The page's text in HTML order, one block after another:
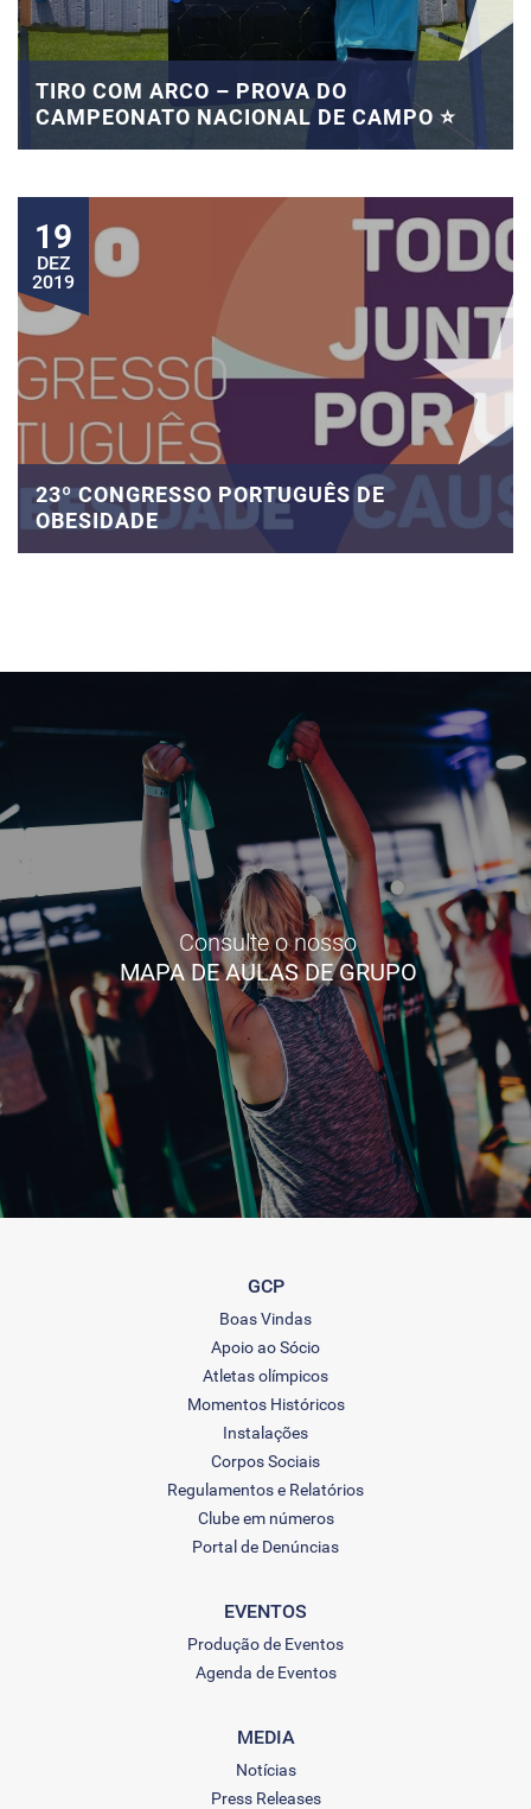
TIRO COM ARCO – PROVA DO
CAMPEONATO NACIONAL DE CAMPO ⭐
19
DEZ
2019
23º CONGRESSO PORTUGUÊS DE
OBESIDADE
Consulte o nosso
MAPA DE AULAS DE GRUPO
GCP
Boas Vindas
Apoio ao Sócio
Atletas olímpicos
Momentos Históricos
Instalações
Corpos Sociais
Regulamentos e Relatórios
Clube em números
Portal de Denúncias
EVENTOS
Produção de Eventos
Agenda de Eventos
MEDIA
Notícias
Press Releases